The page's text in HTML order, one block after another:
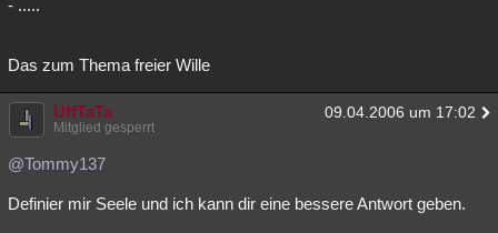
- .....
Das zum Thema freier Wille
UffTaTa 09.04.2006 um 17:02
Mitglied gesperrt
@Tommy137
Definier mir Seele und ich kann dir eine bessere Antwort geben.